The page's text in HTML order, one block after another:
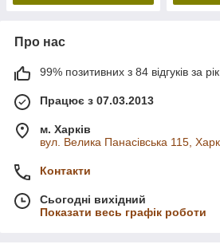
Про нас
99% позитивних з 84 відгуків за рік
Працює з 07.03.2013
м. Харків
вул. Велика Панасівська 115,
Контакти
Сьогодні вихідний
Показати весь графік роботи